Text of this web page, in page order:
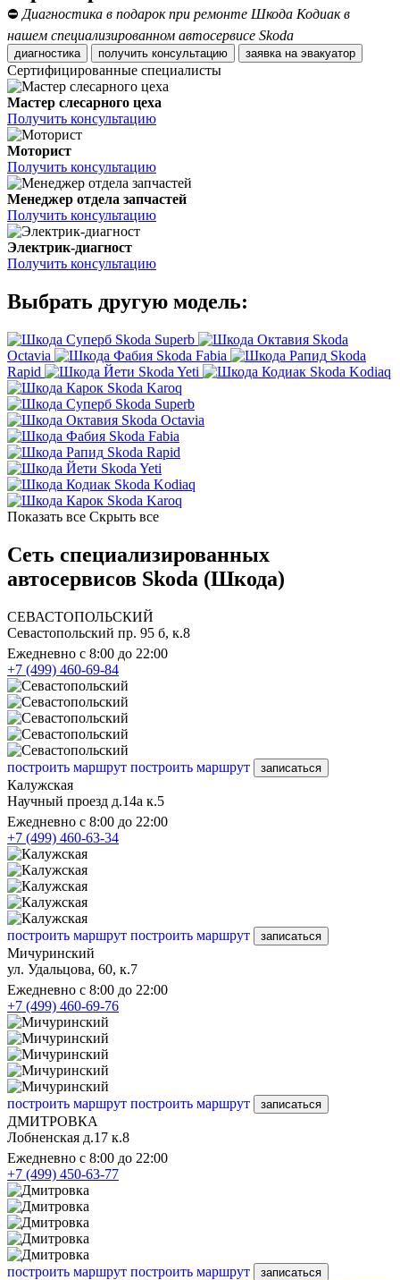
⛔ Диагностика в подарок при ремонте Шкода Кодиак в
нашем специализированном автосервисе Skoda
диагностика получить консультацию заявка на эвакуатор
Сертифицированные специалисты
Мастер слесарного цеха
Получить консультацию
Моторист
Получить консультацию
Менеджер отдела запчастей
Получить консультацию
Электрик-диагност
Получить консультацию
Выбрать другую модель:
Skoda Superb
Skoda
Octavia
Skoda Fabia
Skoda
Rapid
Skoda Yeti
Skoda Kodiaq
Skoda Karoq
Skoda Superb
Skoda Octavia
Skoda Fabia
Skoda Rapid
Skoda Yeti
Skoda Kodiaq
Skoda Karoq
Показать все Скрыть все
Сеть специализированных
автосервисов Skoda (Шкода)
СЕВАСТОПОЛЬСКИЙ
Севастопольский пр. 95 б, к.8
Ежедневно с 8:00 до 22:00
+7 (499) 460-69-84
построить маршрут построить маршрут записаться
Калужская
Научный проезд д.14а к.5
Ежедневно с 8:00 до 22:00
+7 (499) 460-63-34
построить маршрут построить маршрут записаться
Мичуринский
ул. Удальцова, 60, к.7
Ежедневно с 8:00 до 22:00
+7 (499) 460-69-76
построить маршрут построить маршрут записаться
ДМИТРОВКА
Лобненская д.17 к.8
Ежедневно с 8:00 до 22:00
+7 (499) 450-63-77
построить маршрут построить маршрут записаться